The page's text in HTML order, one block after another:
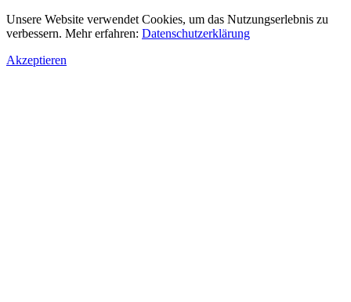
Unsere Website verwendet Cookies, um das Nutzungserlebnis zu
verbessern. Mehr erfahren: Datenschutzerklärung
Akzeptieren